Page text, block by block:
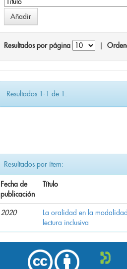
Resultados por página
Resultados 1-1 de 1.
Resultados por ítem:
Fecha de
publicación
Título
2020
La oralidad en la
lectura inclusiva